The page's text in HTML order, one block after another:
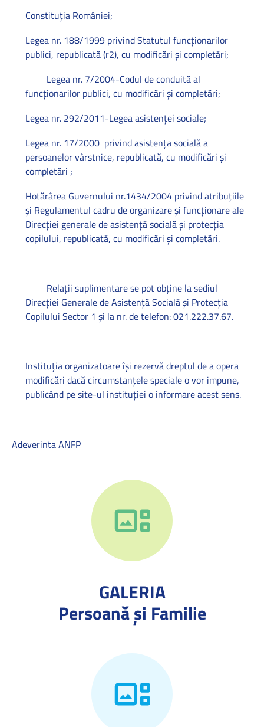
Constituţia României;
Legea nr. 188/1999 privind Statutul funcţionarilor
publici, republicată (r2), cu modificări şi completări;
Legea nr. 7/2004-Codul de conduită al
funcţionarilor publici, cu modificări şi completări;
Legea nr. 292/2011-Legea asistenţei sociale;
Legea nr. 17/2000 privind asistenţa socială a
persoanelor vârstnice, republicată, cu modificări şi
completări ;
Hotărârea Guvernului nr.1434/2004 privind atribuţiile
şi Regulamentul cadru de organizare şi funcţionare ale
Direcţiei generale de asistenţă socială şi protecţia
copilului, republicată, cu modificări şi completări.
Relaţii suplimentare se pot obţine la sediul
Direcţiei Generale de Asistenţă Socială şi Protecţia
Copilului Sector 1 şi la nr. de telefon: 021.222.37.67.
Instituţia organizatoare îşi rezervă dreptul de a opera
modificări dacă circumstanţele speciale o vor impune,
publicând pe site-ul instituţiei o informare acest sens.
Adeverinta ANFP
GALERIA
Persoană și Familie